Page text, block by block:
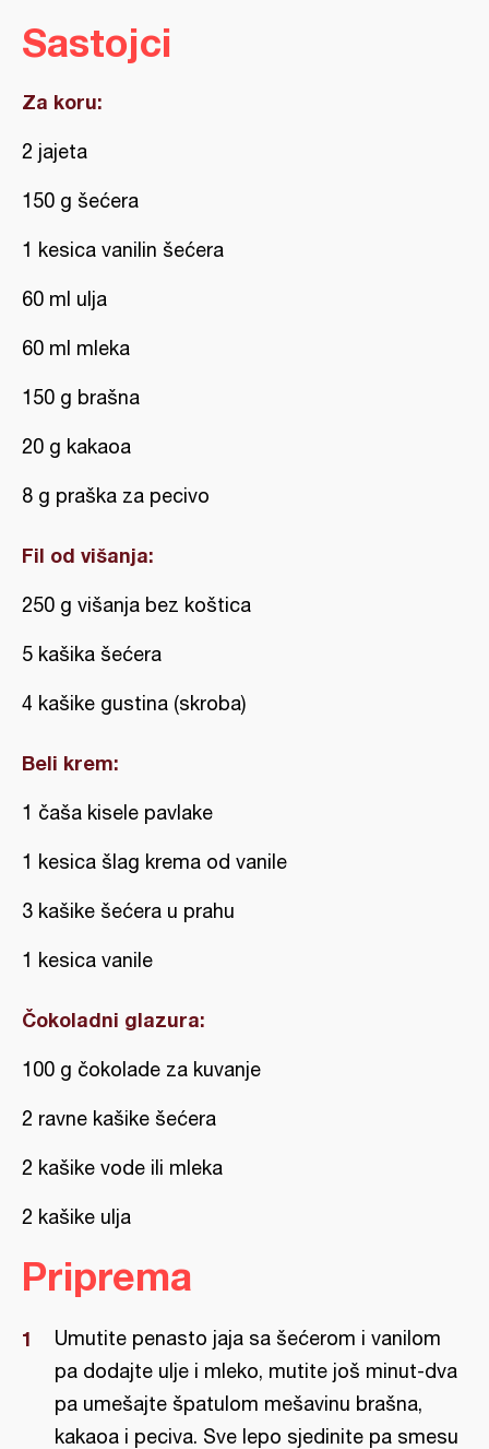
Sastojci
Za koru:
2 jajeta
150 g šećera
1 kesica vanilin šećera
60 ml ulja
60 ml mleka
150 g brašna
20 g kakaoa
8 g praška za pecivo
Fil od višanja:
250 g višanja bez koštica
5 kašika šećera
4 kašike gustina (skroba)
Beli krem:
1 čaša kisele pavlake
1 kesica šlag krema od vanile
3 kašike šećera u prahu
1 kesica vanile
Čokoladni glazura:
100 g čokolade za kuvanje
2 ravne kašike šećera
2 kašike vode ili mleka
2 kašike ulja
Priprema
Umutite penasto jaja sa šećerom i vanilom
pa dodajte ulje i mleko, mutite još minut-dva
pa umešajte špatulom mešavinu brašna,
kakaoa i peciva. Sve lepo sjedinite pa smesu